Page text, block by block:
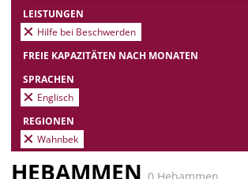
LEISTUNGEN
Hilfe bei Beschwerden
FREIE KAPAZITÄTEN NACH MONATEN
SPRACHEN
Englisch
REGIONEN
Wahnbek
HEBAMMEN